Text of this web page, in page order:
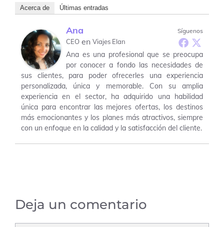
Acerca de Últimas entradas
Síguenos
Ana
CEO en Viajes Elan
Ana es una profesional que se preocupa
por conocer a fondo las necesidades de
sus clientes, para poder ofrecerles una experiencia
personalizada, única y memorable. Con su amplia
experiencia en el sector, ha adquirido una habilidad
única para encontrar las mejores ofertas, los destinos
más emocionantes y los planes más atractivos, siempre
con un enfoque en la calidad y la satisfacción del cliente.
Deja un comentario